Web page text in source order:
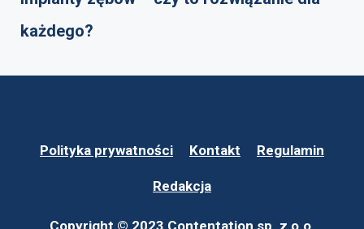
każdego?
Polityka prywatności Kontakt Regulamin
Redakcja